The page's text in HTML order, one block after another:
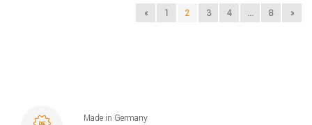
« 1 2 3 4 ... 8 »
Made in Germany